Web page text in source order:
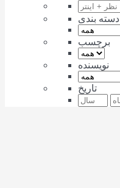
دسته بندی
برچسب
نویسنده
تاریخ